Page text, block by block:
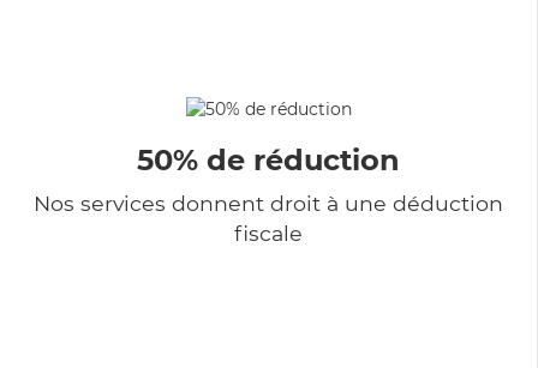
50% de réduction
Nos services donnent droit à une déduction
fiscale